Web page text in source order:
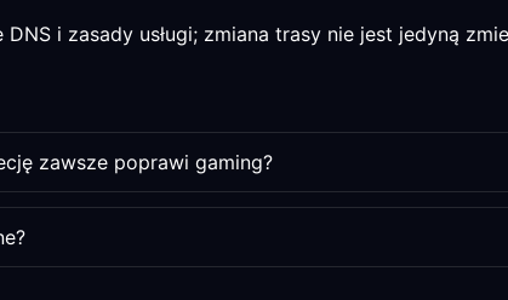
i zasady usługi; zmiana trasy nie jest jedyną
zawsze poprawi gaming?